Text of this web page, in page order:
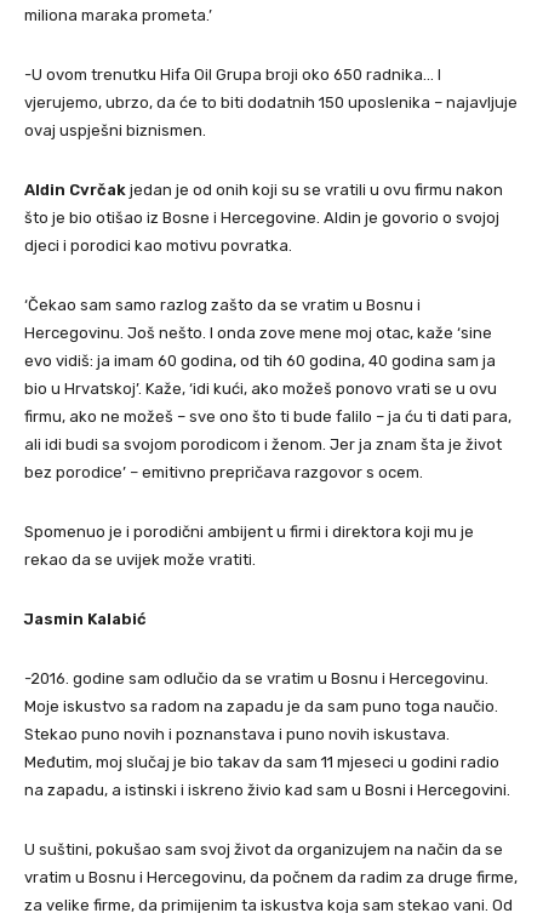
miliona maraka prometa.’
-U ovom trenutku Hifa Oil Grupa broji oko 650 radnika… I
vjerujemo, ubrzo, da će to biti dodatnih 150 uposlenika – najavljuje
ovaj uspješni biznismen.
Aldin Cvrčak jedan je od onih koji su se vratili u ovu firmu nakon
što je bio otišao iz Bosne i Hercegovine. Aldin je govorio o svojoj
djeci i porodici kao motivu povratka.
‘Čekao sam samo razlog zašto da se vratim u Bosnu i
Hercegovinu. Još nešto. I onda zove mene moj otac, kaže ‘sine
evo vidiš: ja imam 60 godina, od tih 60 godina, 40 godina sam ja
bio u Hrvatskoj’. Kaže, ‘idi kući, ako možeš ponovo vrati se u ovu
firmu, ako ne možeš – sve ono što ti bude falilo – ja ću ti dati para,
ali idi budi sa svojom porodicom i ženom. Jer ja znam šta je život
bez porodice’ – emitivno prepričava razgovor s ocem.
Spomenuo je i porodični ambijent u firmi i direktora koji mu je
rekao da se uvijek može vratiti.
Jasmin Kalabić
-2016. godine sam odlučio da se vratim u Bosnu i Hercegovinu.
Moje iskustvo sa radom na zapadu je da sam puno toga naučio.
Stekao puno novih i poznanstava i puno novih iskustava.
Međutim, moj slučaj je bio takav da sam 11 mjeseci u godini radio
na zapadu, a istinski i iskreno živio kad sam u Bosni i Hercegovini.
U suštini, pokušao sam svoj život da organizujem na način da se
vratim u Bosnu i Hercegovinu, da počnem da radim za druge firme,
za velike firme, da primijenim ta iskustva koja sam stekao vani. Od